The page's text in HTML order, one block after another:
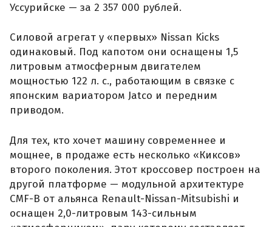
Уссурийске — за 2 357 000 рублей.
Силовой агрегат у «первых» Nissan Kicks
одинаковый. Под капотом они оснащены 1,5
литровым атмосферным двигателем
мощностью 122 л. с., работающим в связке с
японским вариатором Jatco и передним
приводом.
Для тех, кто хочет машину современнее и
мощнее, в продаже есть несколько «Киксов»
второго поколения. Этот кроссовер построен на
другой платформе — модульной архитектуре
CMF-B от альянса Renault-Nissan-Mitsubishi и
оснащен 2,0-литровым 143-сильным